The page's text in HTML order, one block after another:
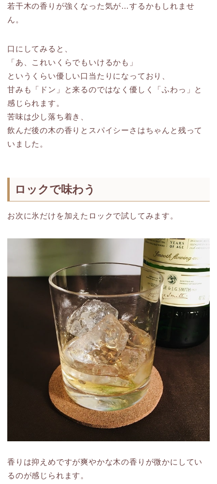
若干木の香りが強くなった気が…するかもしれませ
ん。
口にしてみると、
「あ、これいくらでもいけるかも」
というくらい優しい口当たりになっており、
甘みも「ドン」と来るのではなく優しく「ふわっ」と
感じられます。
苦味は少し落ち着き、
飲んだ後の木の香りとスパイシーさはちゃんと残って
いました。
ロックで味わう
お次に氷だけを加えたロックで試してみます。
香りは抑えめですが爽やかな木の香りが微かにしてい
るのが感じられます。